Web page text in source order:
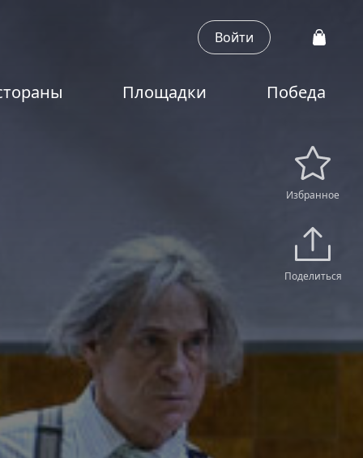
Войти
Площадки Победа
Избранное
Поделиться